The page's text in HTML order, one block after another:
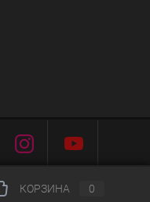
КОРЗИНА 0